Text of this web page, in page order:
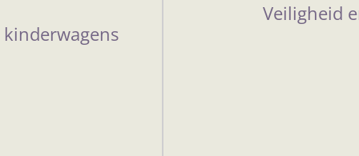
Veiligheid